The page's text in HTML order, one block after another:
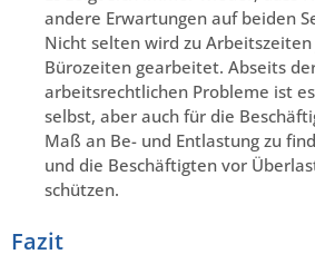
andere Erwartungen auf beiden
Nicht selten wird zu
Bürozeiten gearbeitet. Abseits
arbeitsrechtlichen Probleme ist
selbst, aber auch für die
Maß an Be- und Entlastung zu
und die Beschäftigten vor
schützen.
Fazit